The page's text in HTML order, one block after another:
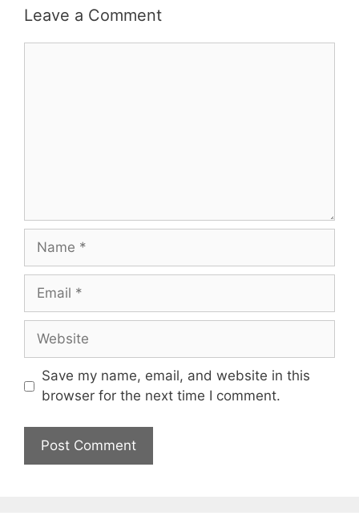
Leave a Comment
Name
Email
Website
Save my name, email, and website in this
browser for the next time I comment.